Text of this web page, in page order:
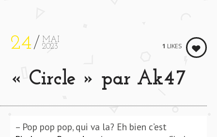
24
MAI
2023
« Circle » par Ak47
1 LIKES
– Pop pop pop, qui va la? Eh bien c’est